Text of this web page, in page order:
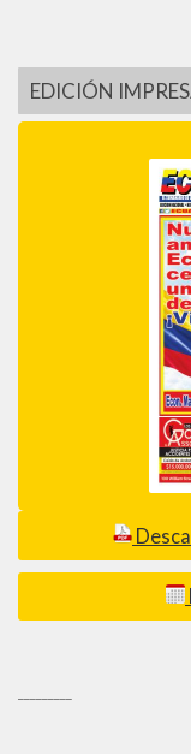
EDICIÓN